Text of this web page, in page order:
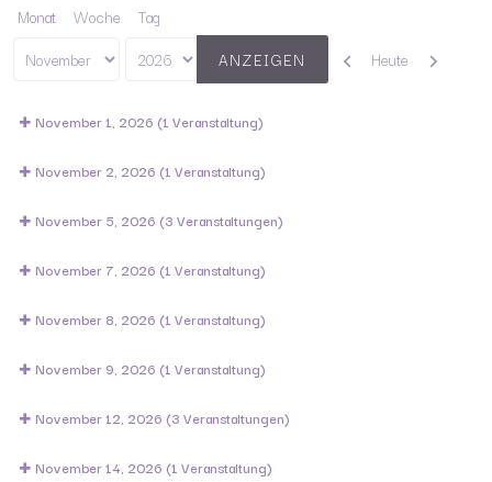
Monat Woche Tag
Monat
Jahr
Zurück
Heute Weiter
November 1, 2026 (1 Veranstaltung)
November 2, 2026 (1 Veranstaltung)
November 5, 2026 (3 Veranstaltungen)
November 7, 2026 (1 Veranstaltung)
November 8, 2026 (1 Veranstaltung)
November 9, 2026 (1 Veranstaltung)
November 12, 2026 (3 Veranstaltungen)
November 14, 2026 (1 Veranstaltung)